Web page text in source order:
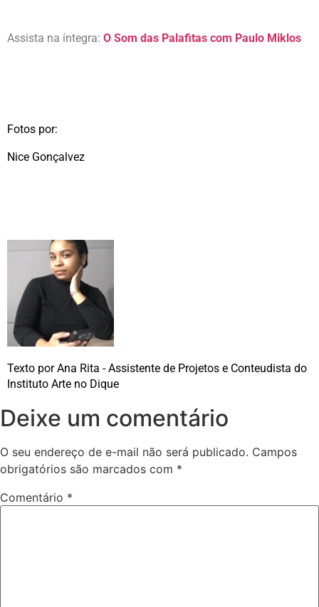
Assista na íntegra: O Som das Palafitas com Paulo Miklos
Fotos por:
Nice Gonçalvez
Texto por Ana Rita - Assistente de Projetos e Conteudista do
Instituto Arte no Dique
Deixe um comentário
O seu endereço de e-mail não será publicado. Campos
obrigatórios são marcados com *
Comentário *